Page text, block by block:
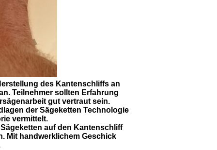
des Kantenschliffs an
Teilnehmer sollten Erfahrung
gut vertraut sein.
der Sägeketten Technologie
vermittelt.
auf den Kantenschliff
Mit handwerklichem Geschick